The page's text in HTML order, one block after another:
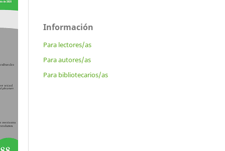
Información
Para lectores/as
Para autores/as
Para bibliotecarios/as